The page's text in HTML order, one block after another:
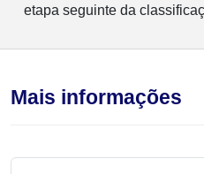
etapa seguinte da
Mais informações